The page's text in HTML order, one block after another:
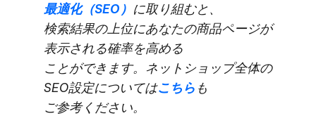
最適化​（SEO） に​取り組むと、​
検索結果の​上位に​あなたの​商品ページが​
表示される​確率を​高める​
ことができます。​ネットショップ全体の​
SEO設定に​ついては​こちら も​
ご参考ください。